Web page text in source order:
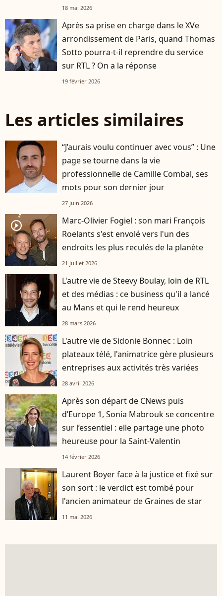
18 mai 2026
Après sa prise en charge dans le XVe
arrondissement de Paris, quand Thomas
Sotto pourra-t-il reprendre du service
sur RTL ? On a la réponse
19 février 2026
Les articles similaires
“J’aurais voulu continuer avec vous” : Une
page se tourne dans la vie
professionnelle de Camille Combal, ses
mots pour son dernier jour
27 juin 2026
player2
Marc-Olivier Fogiel : son mari François
Roelants s'est envolé vers l'un des
endroits les plus reculés de la planète
21 juillet 2026
L'autre vie de Steevy Boulay, loin de RTL
et des médias : ce business qu'il a lancé
au Mans et qui le rend heureux
28 mars 2026
L'autre vie de Sidonie Bonnec : Loin
plateaux télé, l'animatrice gère plusieurs
entreprises aux activités très variées
28 avril 2026
Après son départ de CNews puis
d’Europe 1, Sonia Mabrouk se concentre
sur l’essentiel : elle partage une photo
heureuse pour la Saint-Valentin
14 février 2026
Laurent Boyer face à la justice et fixé sur
son sort : le verdict est tombé pour
l'ancien animateur de Graines de star
11 mai 2026